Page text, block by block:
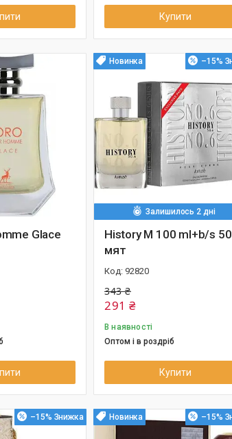
Купити
Glace
Новинка –15%
Залишилось 2 дні
History M 100 ml+b/s 50
мят
92820
343 ₴
291 ₴
В наявності
Оптом і в роздріб
Купити
–15% Новинка –15%